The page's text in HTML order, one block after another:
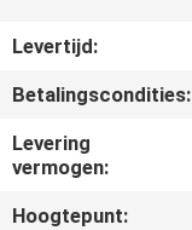
NIEUWS
VRAAG
EEN
Levertijd:
Betalingscondities:
Levering
vermogen:
Hoogtepunt: